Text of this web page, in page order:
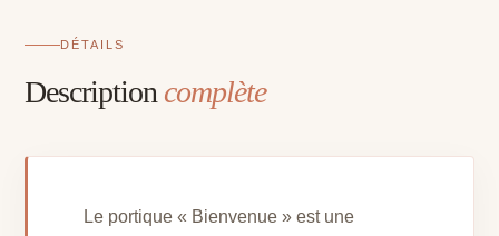
cm
DÉTAILS
Description complète
Le portique « Bienvenue » est une